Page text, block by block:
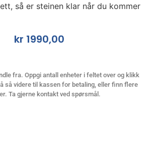
så er steinen klar når du kommer
kr 1990,00
fra. Oppgi antall enheter i feltet over og klikk
så videre til kassen for betaling, eller finn flere
Ta gjerne kontakt ved spørsmål.